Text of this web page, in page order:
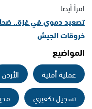
اقرأ أيضا
تصعيد دموي في غزة..
خروقات الجيش
المواضيع
عملية أمنية الأردن
تسجيل تكفيري